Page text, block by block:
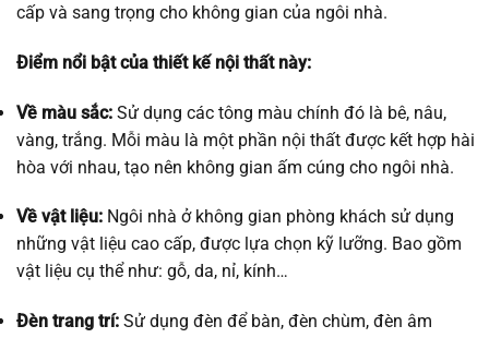
cấp và sang trọng cho không gian của ngôi nhà.
Điểm nổi bật của thiết kế nội thất này:
Về màu sắc: Sử dụng các tông màu chính đó là bê, nâu,
vàng, trắng. Mỗi màu là một phần nội thất được kết hợp hài
hòa với nhau, tạo nên không gian ấm cúng cho ngôi nhà.
Về vật liệu: Ngôi nhà ở không gian phòng khách sử dụng
những vật liệu cao cấp, được lựa chọn kỹ lưỡng. Bao gồm
vật liệu cụ thể như: gỗ, da, nỉ, kính…
Đèn trang trí: Sử dụng đèn để bàn, đèn chùm, đèn âm